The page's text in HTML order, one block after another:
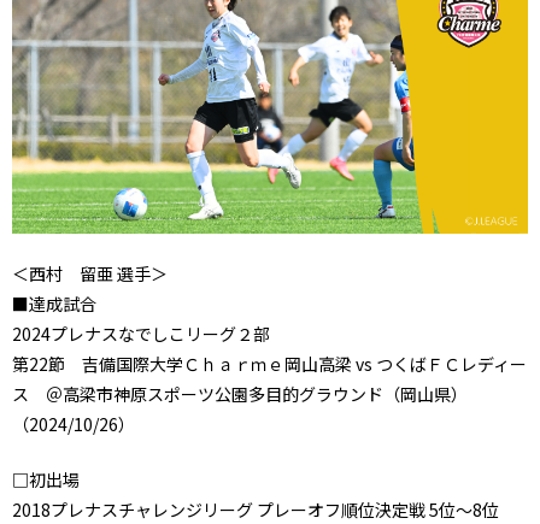
＜西村 留亜 選手＞
■達成試合
2024プレナスなでしこリーグ２部
第22節 吉備国際大学Ｃｈａｒｍｅ岡山高梁 vs つくばＦＣレディー
ス ＠高梁市神原スポーツ公園多目的グラウンド（岡山県）
（2024/10/26）
□初出場
2018プレナスチャレンジリーグ プレーオフ順位決定戦 5位～8位